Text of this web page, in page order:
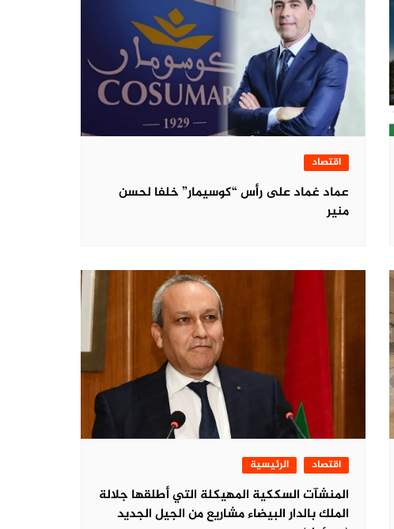
اقتصاد
عماد غماد على رأس “كوسيمار” خلفا لحسن
منير
اقتصاد الرئيسية
المنشآت السككية المهيكلة التي أطلقها جلالة
الملك بالدار البيضاء مشاريع من الجيل الجديد